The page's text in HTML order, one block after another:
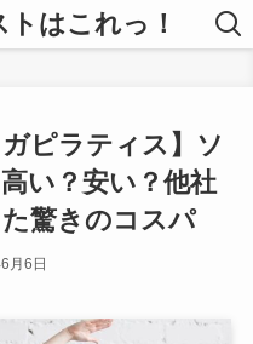
はこれっ！
ピラティス】ソ
い？安い？他社
驚きのコスパ
月6日